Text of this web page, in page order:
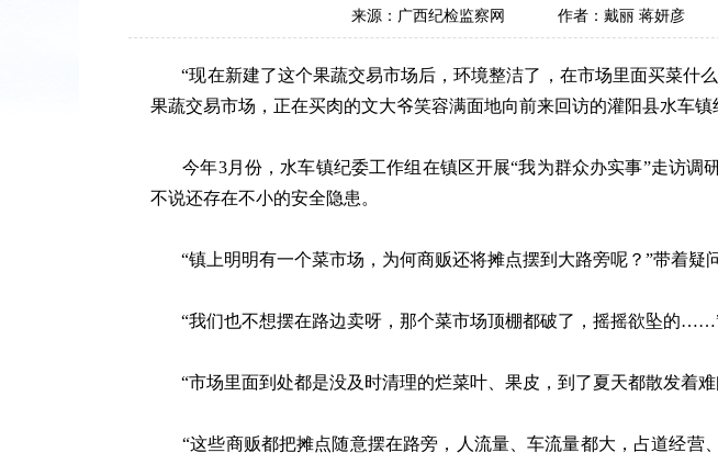
来源：广西纪检监察网 作者：戴丽 蒋妍彦
“现在新建了这个果蔬交易市场后，环境整洁了，在市场里面买菜什
果蔬交易市场，正在买肉的文大爷笑容满面地向前来回访的灌阳县水车镇
今年3月份，水车镇纪委工作组在镇区开展“我为群众办实事”走访调
不说还存在不小的安全隐患。
“镇上明明有一个菜市场，为何商贩还将摊点摆到大路旁呢？”带着疑
“我们也不想摆在路边卖呀，那个菜市场顶棚都破了，摇摇欲坠的
“市场里面到处都是没及时清理的烂菜叶、果皮，到了夏天都散发着
“这些商贩都把摊点随意摆在路旁，人流量、车流量都大，占道经营